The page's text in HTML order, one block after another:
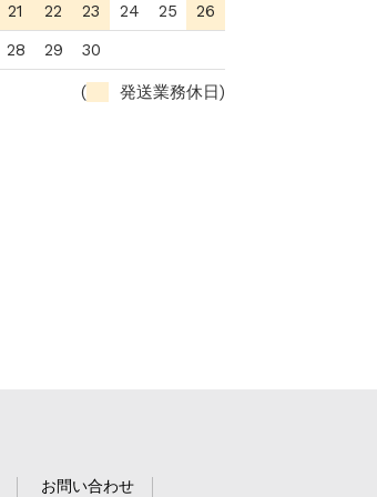
21 22 23 24 25
26
28 29 30
( 発送業務休日)
お問い合わせ